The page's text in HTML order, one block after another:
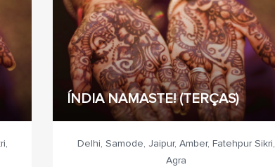
ÍNDIA NAMASTE! (TERÇAS)
Delhi, Samode, Jaipur, Amber, Fatehpur Sikri,
Agra